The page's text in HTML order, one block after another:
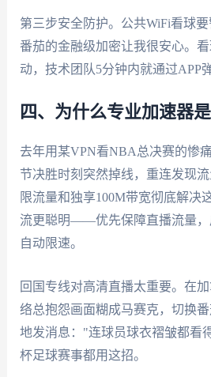
第三步安全防护。公共WiFi看球
番茄的金融级加密让我很安心。
动，技术团队5分钟内就通过APP
四、为什么专业加速器是
去年用某VPN看NBA总决赛的惨
节决胜时刻突然掉线，重连发现
限流量和独享100M带宽彻底解决
流更聪明——优先保障直播流量，
自动限速。
回国专线对高清直播太重要。在
络总抱怨画面糊成马赛克，切换
地发消息："连球员球衣褶皱都看
杯足球赛事都用这招。